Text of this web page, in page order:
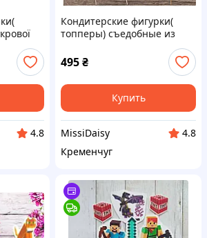
4.8
Кондитерские фигурки(
топперы) съедобные из
торт"Майнкрафт"
495₴
Купить
MissiDaisy
4.8
Кременчуг